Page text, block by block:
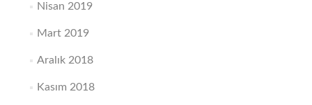
Nisan 2019
Mart 2019
Aralık 2018
Kasım 2018